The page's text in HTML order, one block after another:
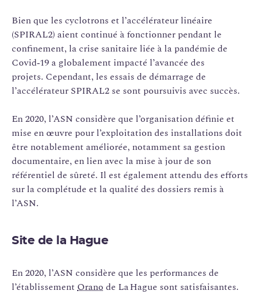
Bien que les cyclotrons et l’accélérateur linéaire
(SPIRAL2) aient continué à fonctionner pendant le
confinement, la crise sanitaire liée à la pandémie de
Covid‑19 a globalement impacté l’avancée des
projets. Cependant, les essais de démarrage de
l’accélérateur SPIRAL2 se sont poursuivis avec succès.
En 2020, l’ASN considère que l’organisation définie et
mise en œuvre pour l’exploitation des installations doit
être notablement améliorée, notamment sa gestion
documentaire, en lien avec la mise à jour de son
référentiel de sûreté. Il est également attendu des efforts
sur la complétude et la qualité des dossiers remis à
l’ASN.
Site de la Hague
En 2020, l’ASN considère que les performances de
l’établissement Orano de La Hague sont satisfaisantes.